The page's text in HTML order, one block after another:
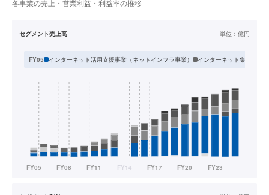
各事業の売上・営業利益・利益率の推移
セグメント売上高 単位： 億円
FY05 インターネット活用支援事業（ネットインフラ事業） インターネット集客支援